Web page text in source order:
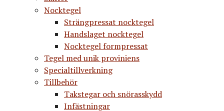
Nocktegel
Strängpressat nocktegel
Handslaget nocktegel
Nocktegel formpressat
Tegel med unik proviniens
Specialtillverkning
Tillbehör
Takstegar och snörasskydd
Infästningar